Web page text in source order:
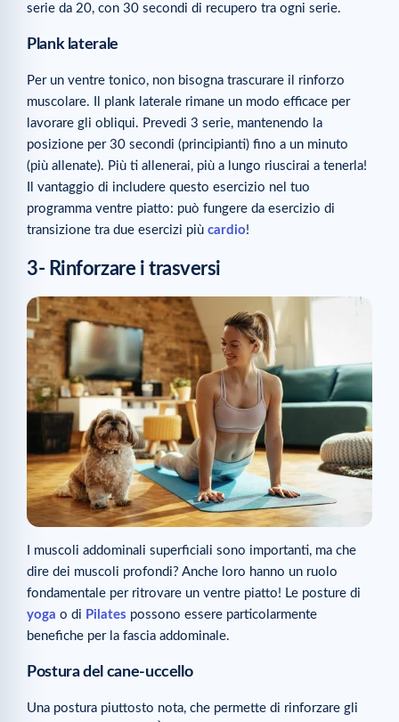
serie da 20, con 30 secondi di recupero tra ogni serie.
Plank laterale
Per un ventre tonico, non bisogna trascurare il rinforzo
muscolare. Il plank laterale rimane un modo efficace per
lavorare gli obliqui. Prevedi 3 serie, mantenendo la
posizione per 30 secondi (principianti) fino a un minuto
(più allenate). Più ti allenerai, più a lungo riuscirai a tenerla!
Il vantaggio di includere questo esercizio nel tuo
programma ventre piatto: può fungere da esercizio di
transizione tra due esercizi più cardio!
3- Rinforzare i trasversi
I muscoli addominali superficiali sono importanti, ma che
dire dei muscoli profondi? Anche loro hanno un ruolo
fondamentale per ritrovare un ventre piatto! Le posture di
yoga o di Pilates possono essere particolarmente
benefiche per la fascia addominale.
Postura del cane-uccello
Una postura piuttosto nota, che permette di rinforzare gli